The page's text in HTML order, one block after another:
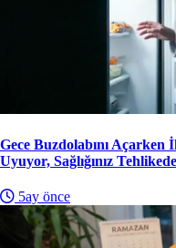
Gece Buzdolabını
Uyuyor, Sağlığınız
5ay önce